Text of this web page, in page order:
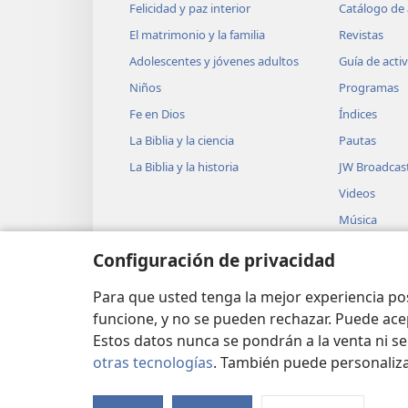
Configuración de privacidad
Para que usted tenga la mejor experiencia
funcione, y no se pueden rechazar. Puede
Estos datos nunca se pondrán a la venta ni
otras tecnologías. También puede
están los otros 9?
¿Nadie
excepto este hombre de otra
vete; tu fe te ha curado”. +
Los fariseos le
y él les contestó: “El Reino
observar claramente.
21
o ‘¡Está allá!’. Porque,
22 Entonces les dijo a los
desearán ver uno de los días
23
La gente les dirá ‘¡Miren,
No salgan ni corran detrás de
relámpago resplandece
será el Hijo del Hombre + en
por muchos sufrimientos y
Felicidad y paz interior
El matrimonio y la familia
Adolescentes y jóvenes adultos
Niños
Fe en Dios
La Biblia y la ciencia
La Biblia y la historia
Catálogo
Revistas
Guía de
Programas
Índices
Pautas
JW
Videos
Música
Biblia
Copyright© 2026 Watch Tower Bible and